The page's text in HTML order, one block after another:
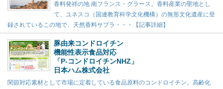
香料発祥の地 南フランス・グラース。香料産業の聖地とし
て、ユネスコ（国連教育科学文化機構）の無形文化遺産に登
録されているこの地で、天然香料サプラ・・・【記事詳細】
豚由来コンドロイチン
機能性表示食品対応
「P-コンドロイチンNHZ」
日本ハム株式会社
関節対応素材として市場に定着している食品原料のコンドロイチン。高齢化